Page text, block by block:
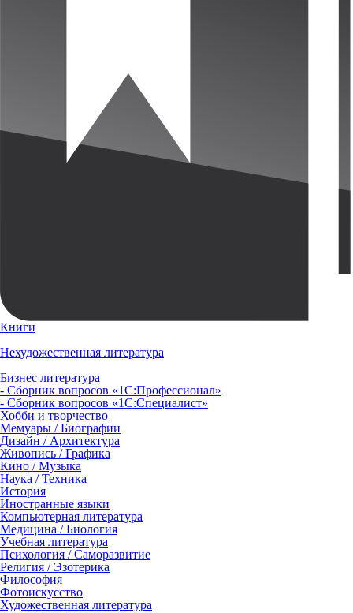
Книги
Нехудожественная литература
Бизнес литература
- Сборник вопросов «1С:Профессионал»
- Сборник вопросов «1С:Специалист»
Хобби и творчество
Мемуары / Биографии
Дизайн / Архитектура
Живопись / Графика
Кино / Музыка
Наука / Техника
История
Иностранные языки
Компьютерная литература
Медицина / Биология
Учебная литература
Психология / Саморазвитие
Религия / Эзотерика
Философия
Фотоискусство
Художественная литература